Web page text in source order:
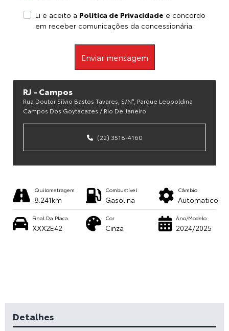
RJ - Campos
Rua Doutor Sílvio Bastos Tavares, S/n°, Parque Leopoldina
Campos Dos Goytacazes / Rio De Janeiro
(22) 3518-4160
Li e aceito a Política de Privacidade e concordo
em receber comunicações da concessionária.
Enviar mensagem
Câmbio
Automatico
Combustível
Gasolina
Quilometragem
8.241km
Ano/Modelo
2024/2025
Cor
Cinza
Final Da Placa
XXX2E42
Detalhes